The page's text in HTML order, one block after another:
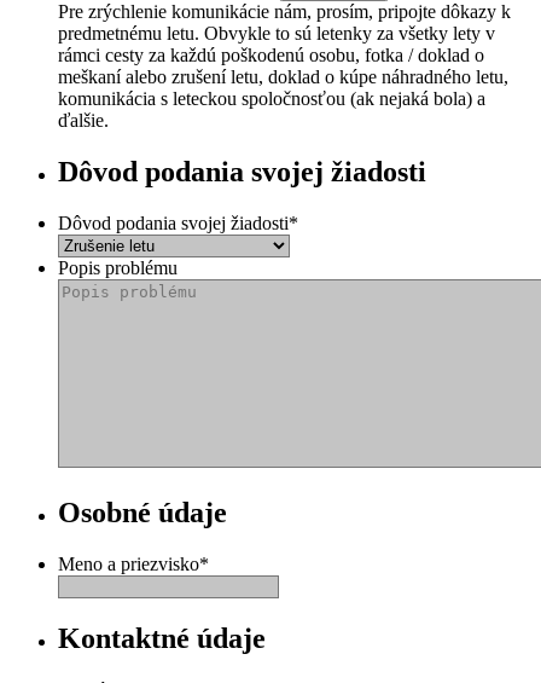
Pre zrýchlenie komunikácie nám, prosím, pripojte dôkazy k
predmetnému letu. Obvykle to sú letenky za všetky lety v
rámci cesty za každú poškodenú osobu, fotka / doklad o
meškaní alebo zrušení letu, doklad o kúpe náhradného letu,
komunikácia s leteckou spoločnosťou (ak nejaká bola) a
ďalšie.
Dôvod podania svojej žiadosti
Dôvod podania svojej žiadosti*
Popis problému
Osobné údaje
Meno a priezvisko*
Kontaktné údaje